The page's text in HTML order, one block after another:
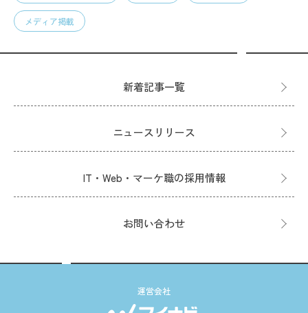
メディア掲載
新着記事一覧
ニュースリリース
IT・Web・マーケ職の採用情報
お問い合わせ
運営会社